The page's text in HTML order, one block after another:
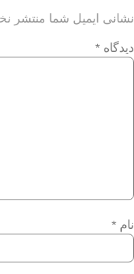
نشانی ایمیل شما منتشر
دیدگاه *
نام *